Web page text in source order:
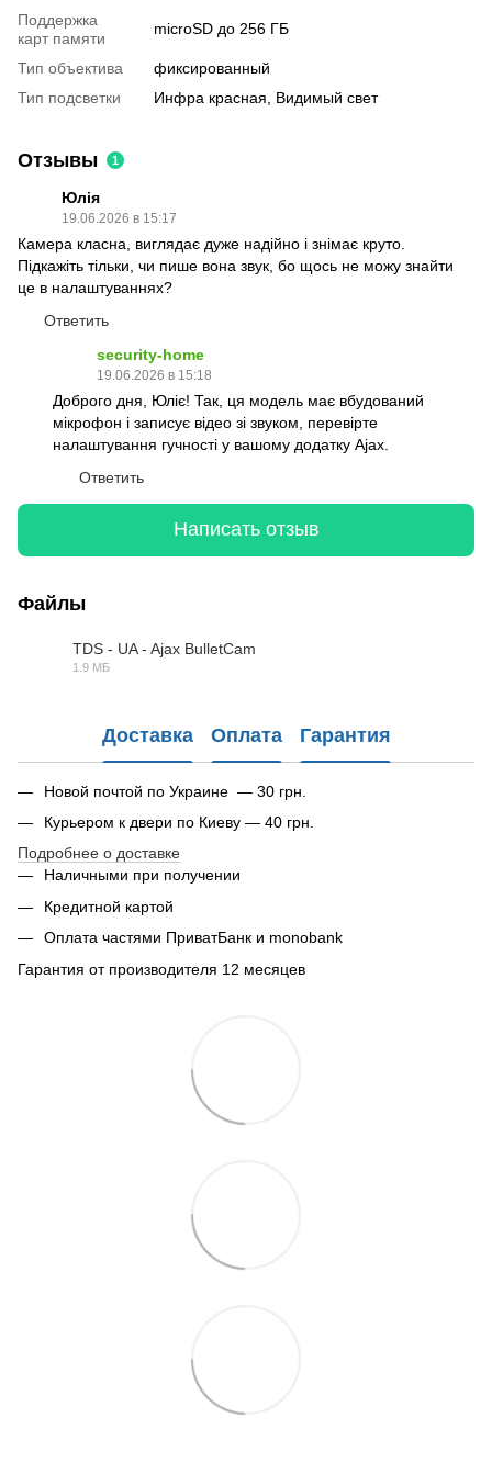
Поддержка
карт памяти
microSD до 256 ГБ
Тип объектива
фиксированный
Тип подсветки
Инфра красная, Видимый свет
Отзывы 1
Юлія
19.06.2026 в 15:17
Камера класна, виглядає дуже надійно і знімає круто.
Підкажіть тільки, чи пише вона звук, бо щось не можу знайти
це в налаштуваннях?
Ответить
security-home
19.06.2026 в 15:18
Доброго дня, Юліє! Так, ця модель має вбудований
мікрофон і записує відео зі звуком, перевірте
налаштування гучності у вашому додатку Ajax.
Ответить
Написать отзыв
Файлы
TDS - UA - Ajax BulletCam
1.9 МБ
Доставка Оплата Гарантия
Новой почтой по Украине — 30 грн.
Курьером к двери по Киеву — 40 грн.
Подробнее о доставке
Наличными при получении
Кредитной картой
Оплата частями ПриватБанк и monobank
Гарантия от производителя 12 месяцев